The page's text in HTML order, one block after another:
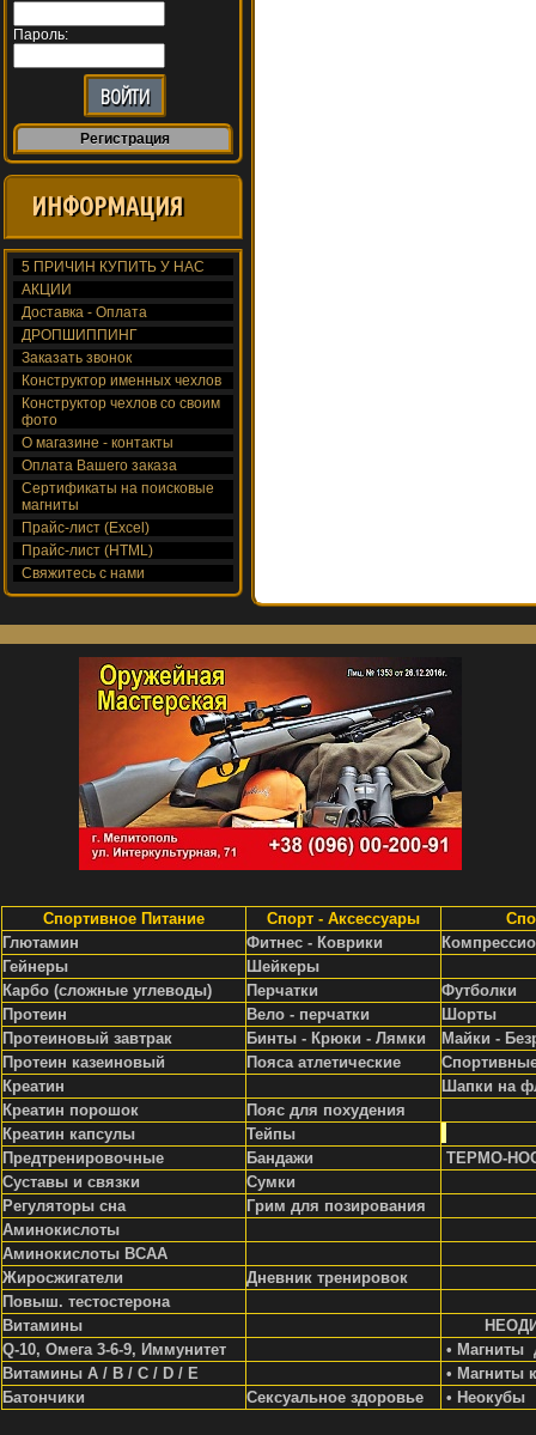
Пароль:
Регистрация
ИНФОРМАЦИЯ
5 ПРИЧИН КУПИТЬ У НАС
АКЦИИ
Доставка - Оплата
ДРОПШИППИНГ
Заказать звонок
Конструктор именных чехлов
Конструктор чехлов со своим
фото
О магазине - контакты
Оплата Вашего заказа
Сертификаты на поисковые
магниты
Прайс-лист (Excel)
Прайс-лист (HTML)
Свяжитесь с нами
Спортивное Питание Спорт - Аксессуары
Глютамин
Фитнес - Коврики
Гейнеры
Шейкеры
Карбо (сложные углеводы)
Перчатки
Футболки
Протеин
Вело - перчатки
Шорты
Протеиновый завтрак
Бинты - Крюки - Лямки
Майки -
Протеин казеиновый
Пояса атлетические
Креатин
Шапки на
Креатин порошок
Пояс для похудения
Креатин капсулы
Тейпы
Предтренировочные
Бандажи
ТЕРМО-
Суставы и связки
Сумки
Регуляторы сна
Грим для позирования
Аминокислоты
Аминокислоты ВСАА
Жиросжигатели
Дневник тренировок
Повыш. тестостерона
Витамины
Q-10, Омега 3-6-9, Иммунитет
• Магниты
Витамины A / В / С / D / Е
• Магниты
Батончики
Сексуальное здоровье • Неокубы